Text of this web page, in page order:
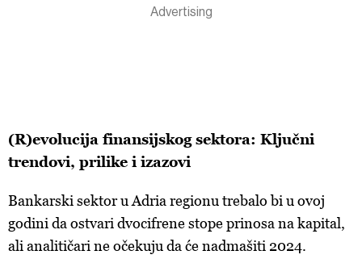
(R)evolucija finansijskog sektora: Ključni
trendovi, prilike i izazovi
Bankarski sektor u Adria regionu trebalo bi u ovoj
godini da ostvari dvocifrene stope prinosa na kapital,
ali analitičari ne očekuju da će nadmašiti 2024.